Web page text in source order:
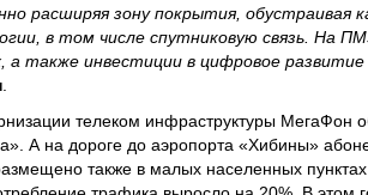
расширяя зону покрытия, обустраивая
в том числе спутниковую связь. На
а также инвестиции в цифровое
телеком инфраструктуры МегаФон
А на дороге до аэропорта «Хибины»
также в малых населенных пунктах